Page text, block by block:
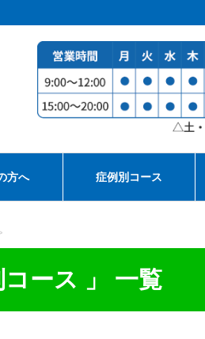
方へ 症例別コース
コース 」 一覧